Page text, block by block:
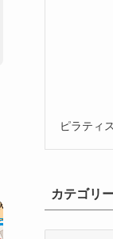
ピラティ
カテゴリ